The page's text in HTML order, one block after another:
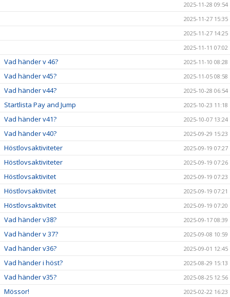
2025-11-28 09:54
2025-11-27 15:35
2025-11-27 14:25
2025-11-11 07:02
Vad händer v 46? 2025-11-10 08:28
Vad händer v45? 2025-11-05 08:58
Vad händer v44? 2025-10-28 06:54
Startlista Pay and Jump 2025-10-23 11:18
Vad händer v41? 2025-10-07 13:24
Vad händer v40? 2025-09-29 15:23
Höstlovsaktiviteter 2025-09-19 07:27
Höstlovsaktiviteter 2025-09-19 07:26
Höstlovsaktivitet 2025-09-19 07:23
Höstlovsaktivitet 2025-09-19 07:21
Höstlovsaktivitet 2025-09-19 07:20
Vad händer v38? 2025-09-17 08:39
Vad händer v 37? 2025-09-08 10:59
Vad händer v36? 2025-09-01 12:45
Vad händer i höst? 2025-08-29 15:13
Vad händer v35? 2025-08-25 12:56
Mössor! 2025-02-22 16:23